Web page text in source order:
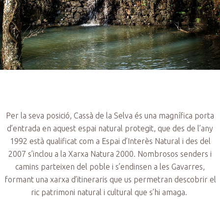
Per la seva posició, Cassà de la Selva és una magnífica porta
d’entrada en aquest espai natural protegit, que des de l’any
1992 està qualificat com a Espai d’Interès Natural i des del
2007 s’inclou a la Xarxa Natura 2000. Nombrosos senders i
camins parteixen del poble i s’endinsen a les Gavarres,
formant una xarxa d’itineraris que us permetran descobrir el
ric patrimoni natural i cultural que s’hi amaga.